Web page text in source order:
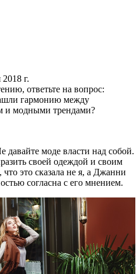
2018 г.
ответьте на вопрос:
гармонию между
и модными трендами?
давайте моде власти над собой.
своей одеждой и своим
это сказала не я, а Джанни
согласна с его мнением.